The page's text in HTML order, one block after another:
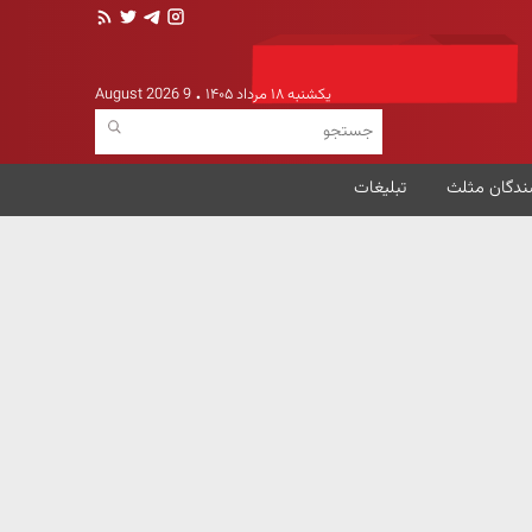
یکشنبه ۱۸ مرداد ۱۴۰۵ 9 August 2026
مثلث تبلیغات